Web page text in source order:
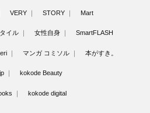
VERY STORY Mart
イル 女性自身 SmartFLASH
マンガ コミソル 本がすき。
kokode Beauty
kokode digital